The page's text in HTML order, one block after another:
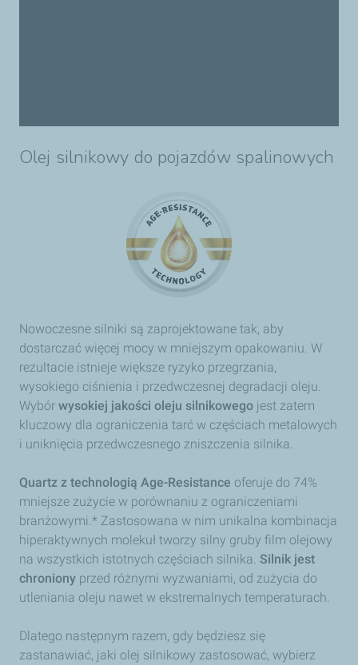
Olej silnikowy do pojazdów spalinowych
Nowoczesne silniki są zaprojektowane tak, aby
dostarczać więcej mocy w mniejszym opakowaniu. W
rezultacie istnieje większe ryzyko przegrzania,
wysokiego ciśnienia i przedwczesnej degradacji oleju.
Wybór wysokiej jakości oleju silnikowego jest zatem
kluczowy dla ograniczenia tarć w częściach metalowych
i uniknięcia przedwczesnego zniszczenia silnika.
Quartz z technologią Age-Resistance oferuje do 74%
mniejsze zużycie w porównaniu z ograniczeniami
branżowymi.* Zastosowana w nim unikalna kombinacja
hiperaktywnych molekuł tworzy silny gruby film olejowy
na wszystkich istotnych częściach silnika. Silnik jest
chroniony przed różnymi wyzwaniami, od zużycia do
utleniania oleju nawet w ekstremalnych temperaturach.
Dlatego następnym razem, gdy będziesz się
zastanawiać, jaki olej silnikowy zastosować, wybierz